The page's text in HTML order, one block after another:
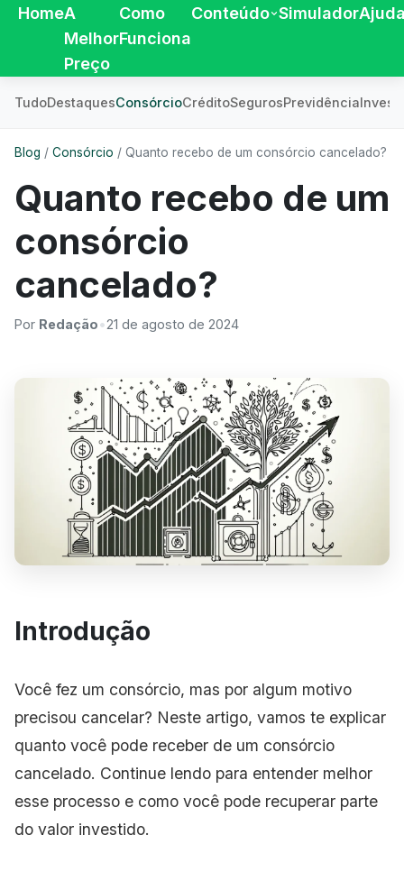
HomeA
Melhor
Preço
Como
Funciona
Conteúdo Simulador
TudoDestaquesConsórcioCréditoSegurosPrevidência
Blog / Consórcio / Quanto recebo de um consórcio cancelado?
Quanto recebo de um
consórcio
cancelado?
Por Redação•21 de agosto de 2024
Introdução
Você fez um consórcio, mas por algum motivo
precisou cancelar? Neste artigo, vamos te explicar
quanto você pode receber de um consórcio
cancelado. Continue lendo para entender melhor
esse processo e como você pode recuperar parte
do valor investido.